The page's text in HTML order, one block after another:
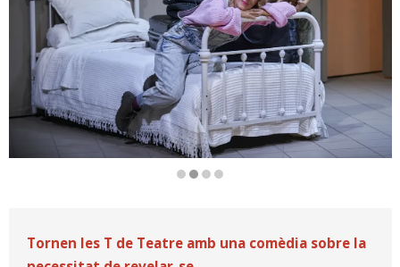
Tornen les T de Teatre amb una comèdia sobre la